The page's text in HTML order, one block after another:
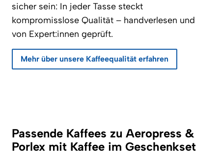
sicher sein: In jeder Tasse steckt
kompromisslose Qualität – handverlesen und
von Expert:innen geprüft.
Mehr über unsere Kaffeequalität erfahren
Passende Kaffees zu Aeropress &
Porlex mit Kaffee im Geschenkset